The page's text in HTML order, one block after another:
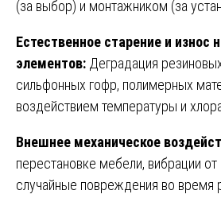
(за выбор) и монтажником (за
Естественное старение и износ
элементов: Деградация
сильфонных гофр, полимерных
воздействием температуры и
Внешнее механическое
перестановке мебели, вибрации
случайные повреждения во время